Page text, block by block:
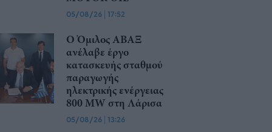
05/08/26 | 17:52
Ο Όμιλος ΑΒΑΞ
ανέλαβε έργο
κατασκευής σταθμού
παραγωγής
ηλεκτρικής ενέργειας
800 ΜW στη Λάρισα
05/08/26 | 13:26